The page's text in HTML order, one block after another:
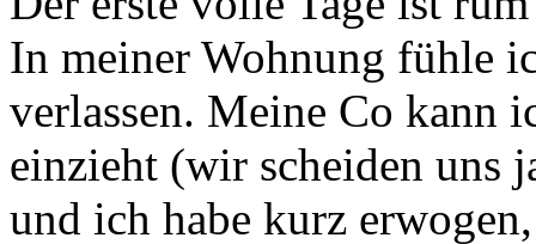
In meiner Wohnung fühle
verlassen. Meine Co kann
einzieht (wir scheiden uns
und ich habe kurz